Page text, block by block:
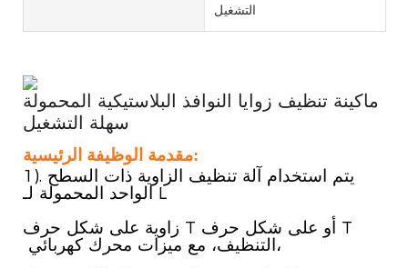
التشغيل
ماكينة تنظيف زوايا النوافذ البلاستيكية المحمولة
سهلة التشغيل
مقدمة الوظيفة الرئيسية:
1). يتم استخدام آلة تنظيف الزاوية ذات السطح
الواحد المحمولة لـ L
زاوية على شكل حرف T أو على شكل حرف T
التنظيف، مع ميزات محرك كهربائي،